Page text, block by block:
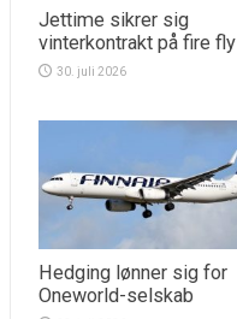
Jettime sikrer sig
vinterkontrakt på fire fly
30. juli 2026
Hedging lønner sig for
Oneworld-selskab